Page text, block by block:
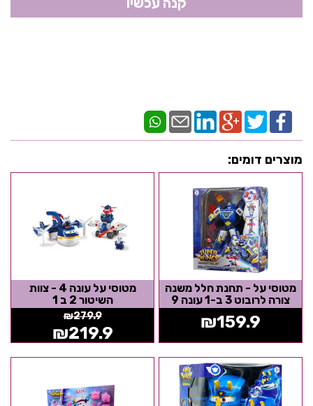
מוצרים דומים:
מטוסי על - תחנת חלל משנה
צורה לרובוט 3 ב-1 עונה 9
₪159.9
מטוסי על עונה 4 - צוות
השיטור 2 ב 1
₪279.9
₪219.9